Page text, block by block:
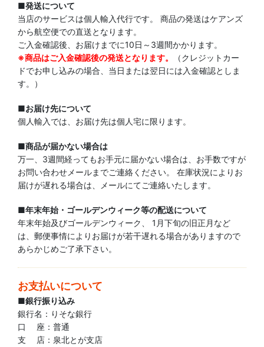
■発送について
当店のサービスは個人輸入代行です。 商品の発送はケアンズ
から航空便での直送となります。
ご入金確認後、お届けまでに10日～3週間かかります。
※商品はご入金確認後の発送となります。
（クレジットカー
ドでお申し込みの場合、当日または翌日には入金確認としま
す。）
■お届け先について
個人輸入では、お届け先は個人宅に限ります。
■商品が届かない場合は
万一、3週間経ってもお手元に届かない場合は、お手数ですが
お問い合わせメールまでご連絡ください。 在庫状況によりお
届けが遅れる場合は、メールにてご連絡いたします。
■年末年始・ゴールデンウィーク等の配送について
年末年始及びゴールデンウィーク、 1月下旬の旧正月など
は、郵便事情によりお届けが若干遅れる場合がありますので
あらかじめご了承下さい。
お支払いについて
■銀行振り込み
銀行名：りそな銀行
口 座：普通
支 店：泉北とが支店